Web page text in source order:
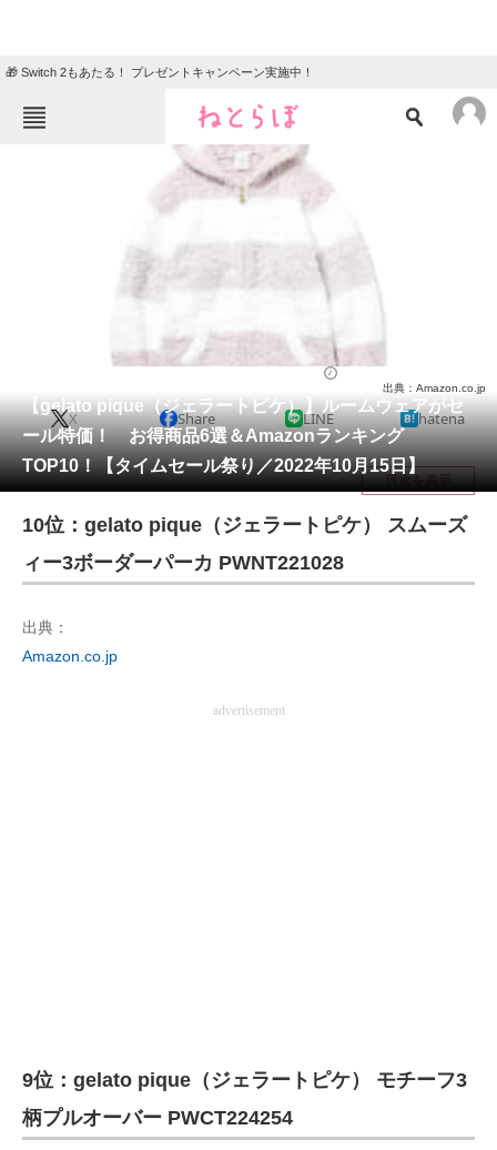
🎁 Switch 2もあたる！ プレゼントキャンペーン実施中！
ニュース
リサーチ
会員記事
メディア
注目記事を集めた総合ページ
IT製品の技術・比較・事例
製造業のIT導入・活用を支援
【gelato pique（ジェラートピケ）】ルームウェアがセ
ール特価！ お得商品6選＆Amazonランキング
TOP10！【タイムセール祭り／2022年10月15日】
出典：Amazon.co.jp
X Share LINE hatena
目次を表示
10位：gelato pique（ジェラートピケ） スムーズ
ィー3ボーダーパーカ PWNT221028
出典：
Amazon.co.jp
advertisement
9位：gelato pique（ジェラートピケ） モチーフ3
柄プルオーバー PWCT224254